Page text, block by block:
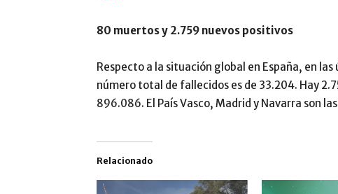
80 muertos y 2.759 nuevos positivos
Respecto a la situación global en España, en
número total de fallecidos es de 33.204. Hay
896.086. El País Vasco, Madrid y Navarra son
Relacionado